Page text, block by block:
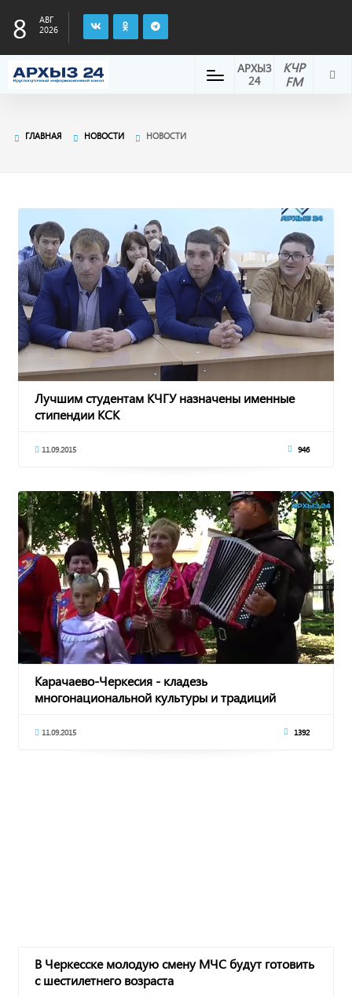
8
АВГ
2026
КЧР
FM
АРХЫЗ
24
ГЛАВНАЯ НОВОСТИ НОВОСТИ
Лучшим студентам КЧГУ назначены именные
стипендии КСК
11.09.2015 946
Карачаево-Черкесия - кладезь
многонациональной культуры и традиций
11.09.2015 1392
В Черкесске молодую смену МЧС будут готовить
с шестилетнего возраста